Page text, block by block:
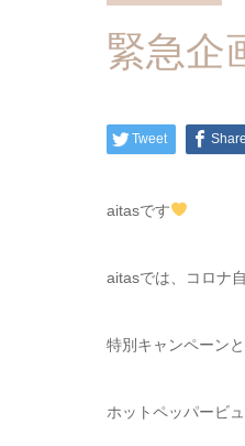
緊急企
Tweet Share
aitasです
aitasでは、コロナ
特別キャンペーン
ホットペッパービ